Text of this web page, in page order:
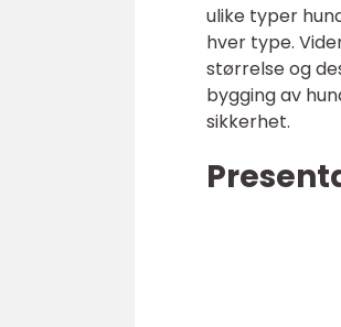
ulike typer
hver type.
størrelse og
bygging av
sikkerhet.